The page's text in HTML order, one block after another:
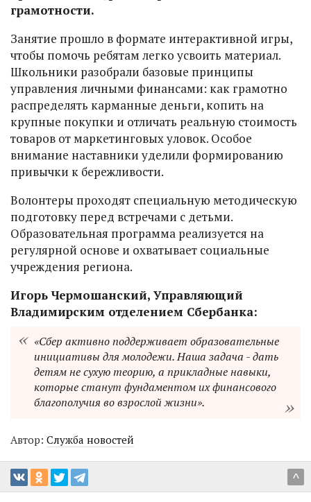
грамотности.
Занятие прошло в формате интерактивной игры,
чтобы помочь ребятам легко усвоить материал.
Школьники разобрали базовые принципы
управления личными финансами: как грамотно
распределять карманные деньги, копить на
крупные покупки и отличать реальную стоимость
товаров от маркетинговых уловок. Особое
внимание наставники уделили формированию
привычки к бережливости.
Волонтеры проходят специальную методическую
подготовку перед встречами с детьми.
Образовательная программа реализуется на
регулярной основе и охватывает социальные
учреждения региона.
Игорь Чермошанский, Управляющий
Владимирским отделением Сбербанка:
«Сбер активно поддерживает образовательные
инициативы для молодежи. Наша задача - дать
детям не сухую теорию, а прикладные навыки,
которые станут фундаментом их финансового
благополучия во взрослой жизни».
Автор: Служба новостей
^